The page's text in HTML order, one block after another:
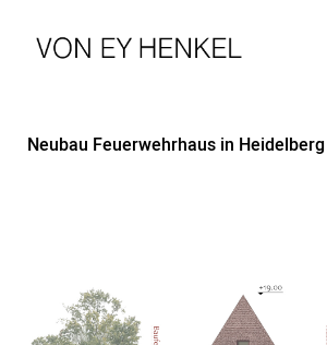
Neubau Feuerwehrhaus in Heidelberg